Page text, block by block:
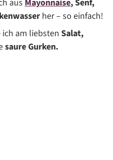
aus Mayonnaise,Senf,
her – so einfach!
ich am liebsten Salat,
saure Gurken.